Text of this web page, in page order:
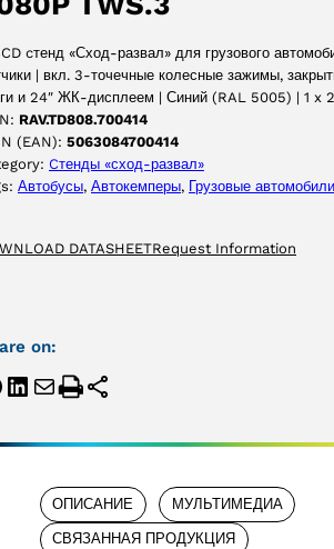
cтенд «Сход-развал» для грузового
| вкл. 3-точечные колесные зажимы,
и 24″ ЖК-дисплеем | Синий (RAL 5005) | 1
RAV.TD808.700414
(EAN): 5063084700414
Cтенды «сход-развал»
Автобусы, Автокемперы, Грузовые автомобили
DATASHEETRequest Information
on:
ОПИСАНИЕ МУЛЬТИМЕДИА
СВЯЗАННАЯ ПРОДУКЦИЯ